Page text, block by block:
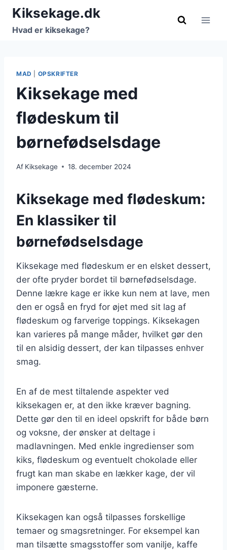
Fortsæt
indhold
Kiksekage.dk
Hvad er kiksekage?
MAD OPSKRIFTER
Kiksekage med
flødeskum til
børnefødselsdage
Af Kiksekage 18. december 2024
Kiksekage med flødeskum:
En klassiker til
børnefødselsdage
Kiksekage med flødeskum er en elsket dessert,
der ofte pryder bordet til børnefødselsdage.
Denne lækre kage er ikke kun nem at lave, men
den er også en fryd for øjet med sit lag af
flødeskum og farverige toppings. Kiksekagen
kan varieres på mange måder, hvilket gør den
til en alsidig dessert, der kan tilpasses enhver
smag.
En af de mest tiltalende aspekter ved
kiksekagen er, at den ikke kræver bagning.
Dette gør den til en ideel opskrift for både børn
og voksne, der ønsker at deltage i
madlavningen. Med enkle ingredienser som
kiks, flødeskum og eventuelt chokolade eller
frugt kan man skabe en lækker kage, der vil
imponere gæsterne.
Kiksekagen kan også tilpasses forskellige
temaer og smagsretninger. For eksempel kan
man tilsætte smagsstoffer som vanilje, kaffe